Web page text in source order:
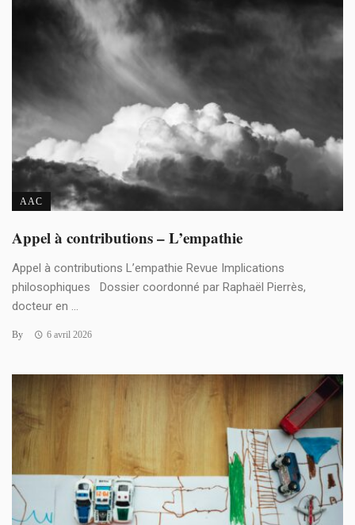
AAC
Appel à contributions – L’empathie
Appel à contributions L’empathie Revue Implications
philosophiques Dossier coordonné par Raphaël Pierrès,
docteur en ...
By 6 avril 2026